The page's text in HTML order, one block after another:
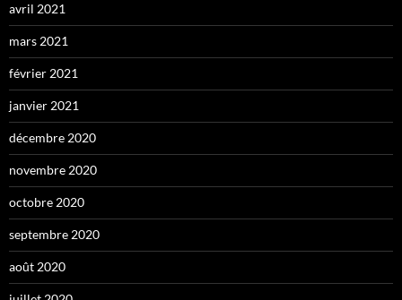
avril 2021
mars 2021
février 2021
janvier 2021
décembre 2020
novembre 2020
octobre 2020
septembre 2020
août 2020